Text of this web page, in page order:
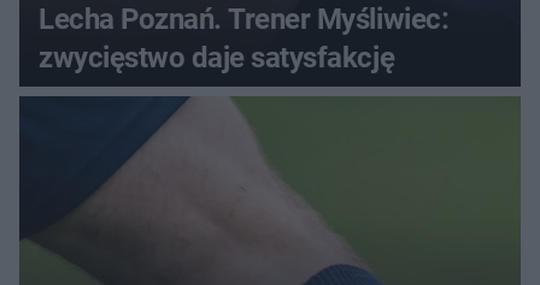
Lecha Poznań. Trener Myśliwiec:
zwycięstwo daje satysfakcję